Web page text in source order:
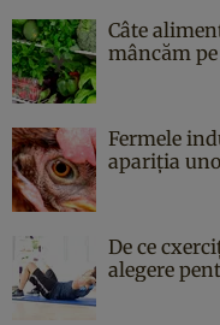
Câte
mâncăm
Fermele
apariția
De ce
alegere